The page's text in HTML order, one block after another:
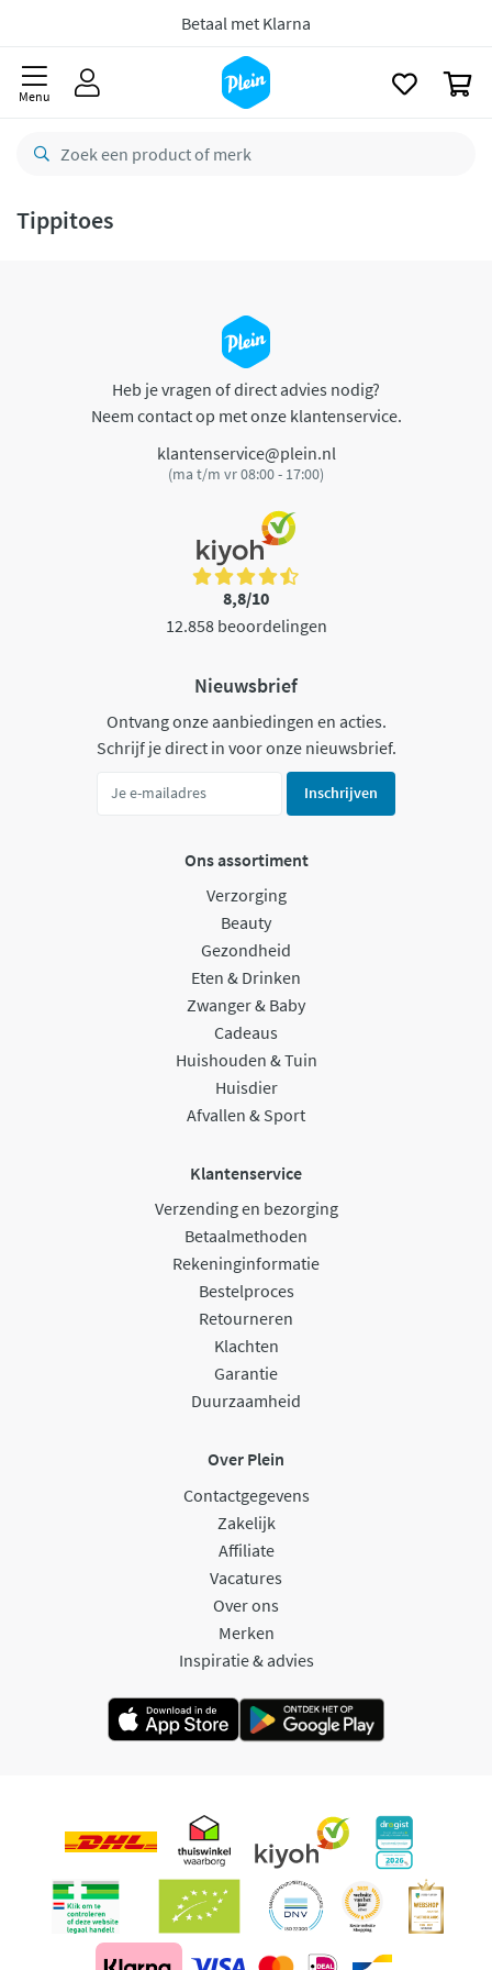
Betaal met Klarna
Menu
Tippitoes
Heb je vragen of direct advies nodig?
Neem contact op met onze klantenservice.
klantenservice@plein.nl
(ma t/m vr 08:00 - 17:00)
8,8/10
12.858 beoordelingen
Nieuwsbrief
Ontvang onze aanbiedingen en acties.
Schrijf je direct in voor onze nieuwsbrief.
Inschrijven
Ons assortiment
Verzorging
Beauty
Gezondheid
Eten & Drinken
Zwanger & Baby
Cadeaus
Huishouden & Tuin
Huisdier
Afvallen & Sport
Klantenservice
Verzending en bezorging
Betaalmethoden
Rekeninginformatie
Bestelproces
Retourneren
Klachten
Garantie
Duurzaamheid
Over Plein
Contactgegevens
Zakelijk
Affiliate
Vacatures
Over ons
Merken
Inspiratie & advies